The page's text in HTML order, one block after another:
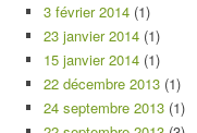
3 février 2014 (1)
23 janvier 2014 (1)
15 janvier 2014 (1)
22 décembre 2013 (1)
24 septembre 2013 (1)